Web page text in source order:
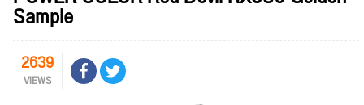
Sample
2639
VIEWS